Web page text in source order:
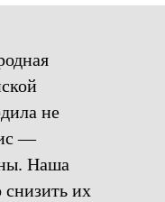
не
—
Наша
их